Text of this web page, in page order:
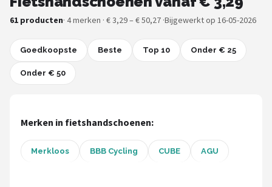
Merken
Blog
Fietsroutes
Stadsfietsen
61 producten· 4 merken · € 3,29 – € 50,27 ·Bijgewerkt op 16-05-2026
Goedkoopste Beste Top 10 Onder € 25
Onder € 50
Merken in fietshandschoenen:
Merkloos BBB Cycling CUBE AGU